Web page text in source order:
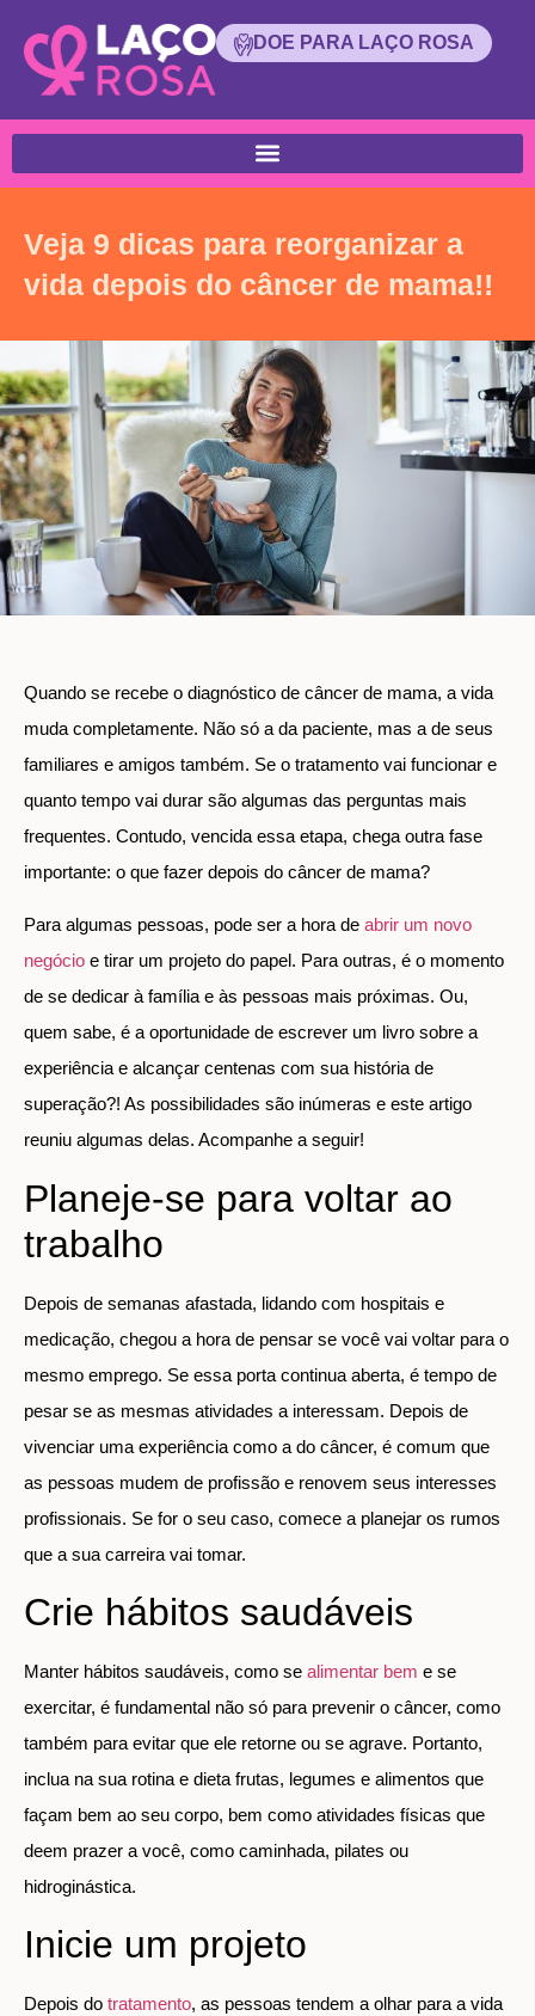
DOE PARA LAÇO ROSA
Veja 9 dicas para reorganizar a
vida depois do câncer de mama!!
Quando se recebe o diagnóstico de câncer de mama, a vida
muda completamente. Não só a da paciente, mas a de seus
familiares e amigos também. Se o tratamento vai funcionar e
quanto tempo vai durar são algumas das perguntas mais
frequentes. Contudo, vencida essa etapa, chega outra fase
importante: o que fazer depois do câncer de mama?
Para algumas pessoas, pode ser a hora de abrir um novo
negócio e tirar um projeto do papel. Para outras, é o momento
de se dedicar à família e às pessoas mais próximas. Ou,
quem sabe, é a oportunidade de escrever um livro sobre a
experiência e alcançar centenas com sua história de
superação?! As possibilidades são inúmeras e este artigo
reuniu algumas delas. Acompanhe a seguir!
Planeje-se para voltar ao
trabalho
Depois de semanas afastada, lidando com hospitais e
medicação, chegou a hora de pensar se você vai voltar para o
mesmo emprego. Se essa porta continua aberta, é tempo de
pesar se as mesmas atividades a interessam. Depois de
vivenciar uma experiência como a do câncer, é comum que
as pessoas mudem de profissão e renovem seus interesses
profissionais. Se for o seu caso, comece a planejar os rumos
que a sua carreira vai tomar.
Crie hábitos saudáveis
Manter hábitos saudáveis, como se alimentar bem e se
exercitar, é fundamental não só para prevenir o câncer, como
também para evitar que ele retorne ou se agrave. Portanto,
inclua na sua rotina e dieta frutas, legumes e alimentos que
façam bem ao seu corpo, bem como atividades físicas que
deem prazer a você, como caminhada, pilates ou
hidroginástica.
Inicie um projeto
Depois do tratamento, as pessoas tendem a olhar para a vida